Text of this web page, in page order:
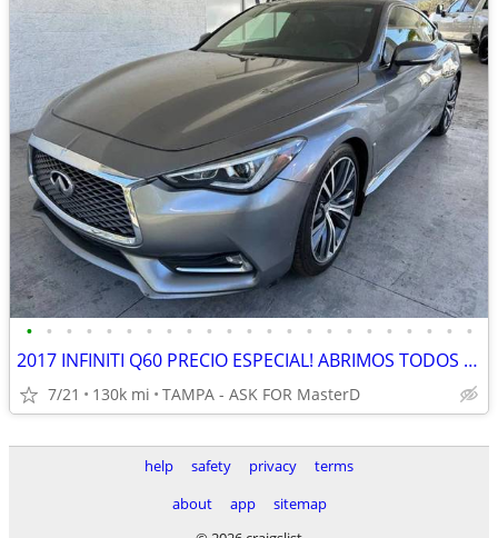
• • • • • • • • • • • • • • • • • • • • • • •
2017 INFINITI Q60 PRECIO ESPECIAL! ABRIMOS TODOS LOS DIAS 6452504339
7/21 130k mi TAMPA - ASK FOR MasterD
help safety privacy
terms
about
app
sitemap